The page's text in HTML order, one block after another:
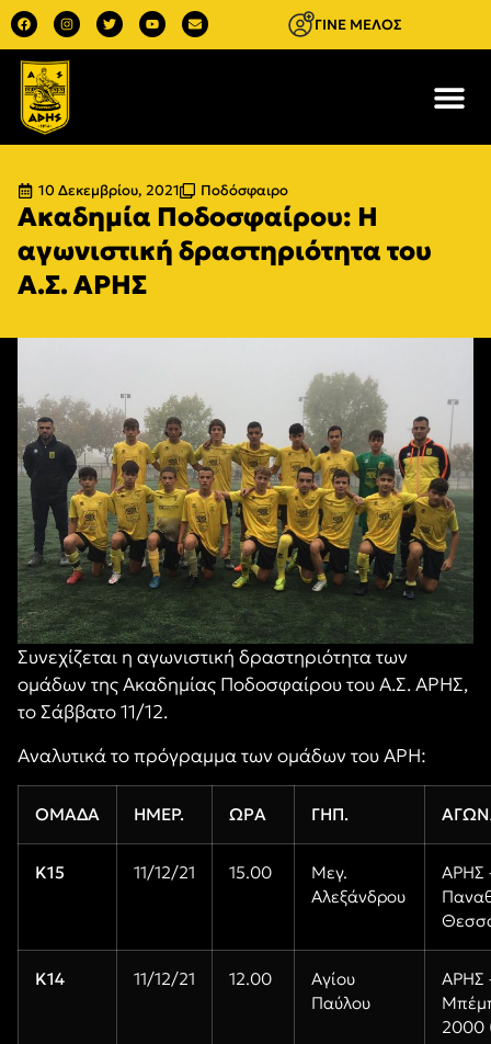
ΓΙΝΕ ΜΕΛΟΣ
10 Δεκεμβρίου, 2021 Ποδόσφαιρο
Ακαδημία Ποδοσφαίρου: Η
αγωνιστική δραστηριότητα του
Α.Σ. ΑΡΗΣ
Συνεχίζεται η αγωνιστική δραστηριότητα των
ομάδων της Ακαδημίας Ποδοσφαίρου του Α.Σ. ΑΡΗΣ,
το Σάββατο 11/12.
Αναλυτικά το πρόγραμμα των ομάδων του ΑΡΗ:
ΟΜΑΔΑ ΗΜΕΡ. ΩΡΑ ΓΗΠ.
K15 11/12/21 15.00
Μεγ.
Αλεξάνδρου
ΑΡΗΣ
Κ14 11/12/21 12.00
Αγίου
Παύλου
ΑΡΗΣ
2000